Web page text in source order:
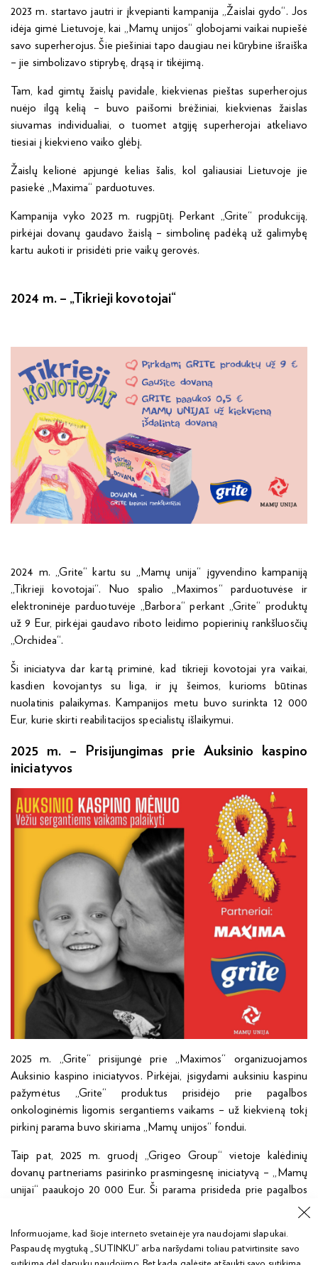
2023 m. startavo jautri ir įkvepianti kampanija „Žaislai gydo“. Jos
idėja gimė Lietuvoje, kai „Mamų unijos“ globojami vaikai nupiešė
savo superherojus. Šie piešiniai tapo daugiau nei kūrybine išraiška
– jie simbolizavo stiprybę, drąsą ir tikėjimą.
Tam, kad gimtų žaislų pavidale, kiekvienas pieštas superherojus
nuėjo ilgą kelią – buvo paišomi brėžiniai, kiekvienas žaislas
siuvamas individualiai, o tuomet atgiję superherojai atkeliavo
tiesiai į kiekvieno vaiko glėbį.
Žaislų kelionė apjungė kelias šalis, kol galiausiai Lietuvoje jie
pasiekė „Maxima“ parduotuves.
Kampanija vyko 2023 m. rugpjūtį. Perkant „Grite“ produkciją,
pirkėjai dovanų gaudavo žaislą – simbolinę padėką už galimybę
kartu aukoti ir prisidėti prie vaikų gerovės.
2024 m. – „Tikrieji kovotojai“
2024 m. „Grite“ kartu su „Mamų unija“ įgyvendino kampaniją
„Tikrieji kovotojai“. Nuo spalio „Maximos“ parduotuvėse ir
elektroninėje parduotuvėje „Barbora“ perkant „Grite“ produktų
už 9 Eur, pirkėjai gaudavo riboto leidimo popierinių rankšluosčių
„Orchidea“.
Ši iniciatyva dar kartą priminė, kad tikrieji kovotojai yra vaikai,
kasdien kovojantys su liga, ir jų šeimos, kurioms būtinas
nuolatinis palaikymas. Kampanijos metu buvo surinkta 12 000
Eur, kurie skirti reabilitacijos specialistų išlaikymui.
2025 m. – Prisijungimas prie Auksinio kaspino
iniciatyvos
2025 m. „Grite“ prisijungė prie „Maximos“ organizuojamos
Auksinio kaspino iniciatyvos. Pirkėjai, įsigydami auksiniu kaspinu
pažymėtus „Grite“ produktus prisidėjo prie pagalbos
onkologinėmis ligomis sergantiems vaikams – už kiekvieną tokį
pirkinį parama buvo skiriama „Mamų unijos“ fondui.
Taip pat, 2025 m. gruodį „Grigeo Group“ vietoje kalėdinių
dovanų partneriams pasirinko prasmingesnę iniciatyvą – „Mamų
unijai“ paaukojo 20 000 Eur. Ši parama prisideda prie pagalbos
vaikams ir jų šeimoms, kad gydymo bei reabilitacijos kelias būtų
Informuojame, kad šioje interneto svetainėje yra naudojami slapukai.
Paspaudę mygtuką „SUTINKU” arba naršydami toliau patvirtinsite savo